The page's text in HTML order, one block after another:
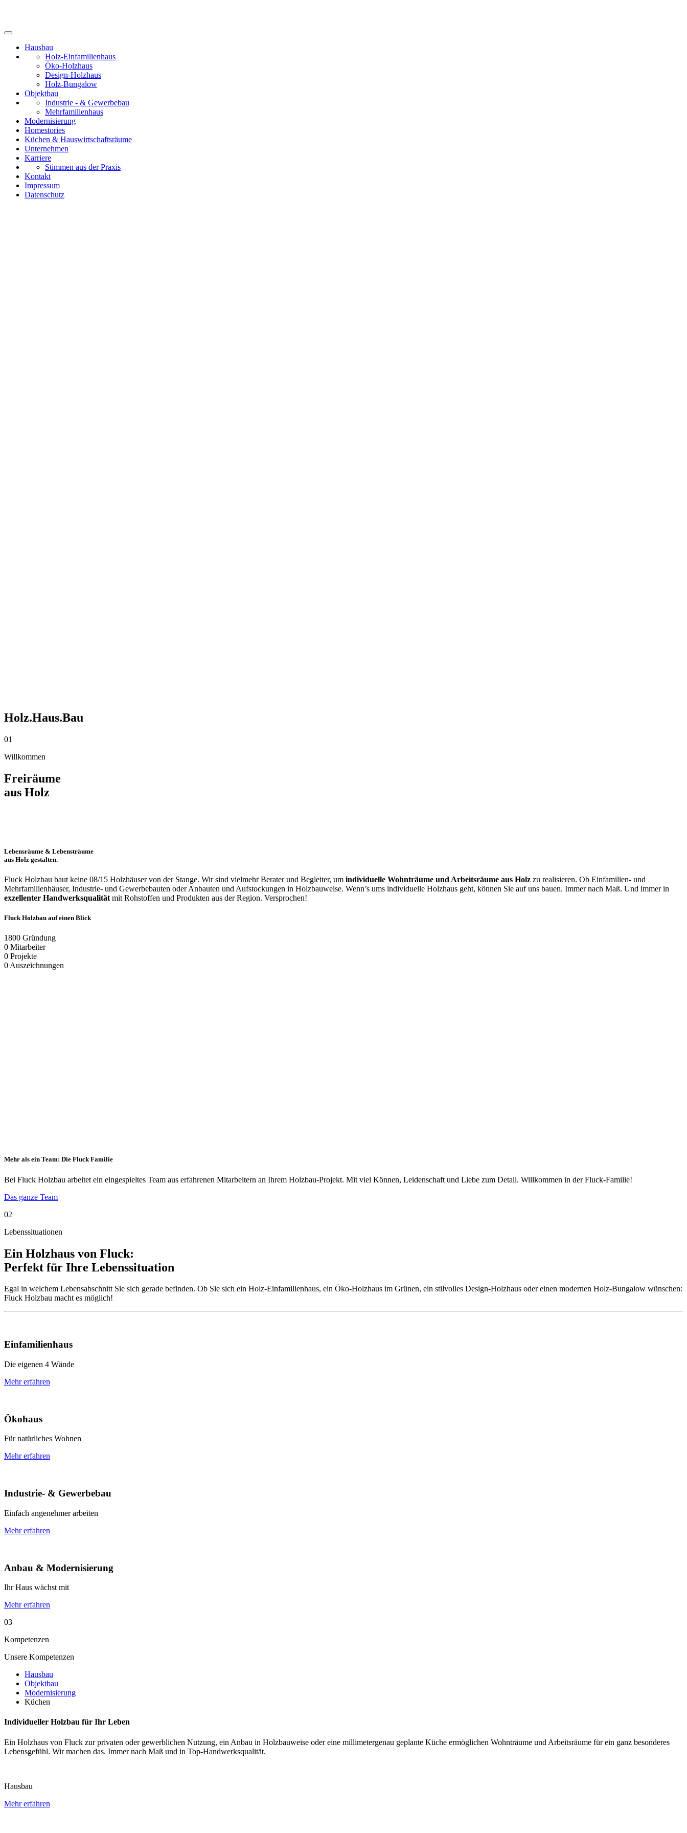
Hausbau
Holz-Einfamilienhaus
Öko-Holzhaus
Design-Holzhaus
Holz-Bungalow
Objektbau
Industrie - & Gewerbebau
Mehrfamilienhaus
Modernisierung
Homestories
Küchen & Hauswirtschaftsräume
Unternehmen
Karriere
Stimmen aus der Praxis
Kontakt
Impressum
Datenschutz
Holz.Haus.Bau
01
Willkommen
Freiräume
aus Holz
Lebensräume & Lebensträume
aus Holz gestalten.
Fluck Holzbau baut keine 08/15 Holzhäuser von der Stange. Wir sind vielmehr Berater und Begleiter, um individuelle Wohnträume und Arbeitsräume aus Holz zu realisieren. Ob Einfamilien- und
Mehrfamilienhäuser, Industrie- und Gewerbebauten oder Anbauten und Aufstockungen in Holzbauweise. Wenn’s ums individuelle Holzhaus geht, können Sie auf uns bauen. Immer nach Maß. Und immer in
exzellenter Handwerksqualität mit Rohstoffen und Produkten aus der Region. Versprochen!
Fluck Holzbau auf einen Blick
1800 Gründung
0 Mitarbeiter
0 Projekte
0 Auszeichnungen
Mehr als ein Team: Die Fluck Familie
Bei Fluck Holzbau arbeitet ein eingespieltes Team aus erfahrenen Mitarbeitern an Ihrem Holzbau-Projekt. Mit viel Können, Leidenschaft und Liebe zum Detail. Willkommen in der Fluck-Familie!
Das ganze Team
02
Lebenssituationen
Ein Holzhaus von Fluck:
Perfekt für Ihre Lebenssituation
Egal in welchem Lebensabschnitt Sie sich gerade befinden. Ob Sie sich ein Holz-Einfamilienhaus, ein Öko-Holzhaus im Grünen, ein stilvolles Design-Holzhaus oder einen modernen Holz-Bungalow wünschen:
Fluck Holzbau macht es möglich!
Einfamilienhaus
Die eigenen 4 Wände
Mehr erfahren
Ökohaus
Für natürliches Wohnen
Mehr erfahren
Industrie- & Gewerbebau
Einfach angenehmer arbeiten
Mehr erfahren
Anbau & Modernisierung
Ihr Haus wächst mit
Mehr erfahren
03
Kompetenzen
Unsere Kompetenzen
Hausbau
Objektbau
Modernisierung
Küchen
Individueller Holzbau für Ihr Leben
Ein Holzhaus von Fluck zur privaten oder gewerblichen Nutzung, ein Anbau in Holzbauweise oder eine millimetergenau geplante Küche ermöglichen Wohnträume und Arbeitsräume für ein ganz besonderes
Lebensgefühl. Wir machen das. Immer nach Maß und in Top-Handwerksqualität.
Hausbau
Mehr erfahren